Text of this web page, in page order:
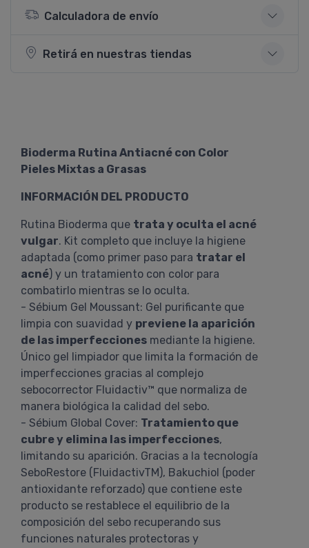
Calculadora de envío
Retirá en nuestras tiendas
Bioderma Rutina Antiacné con Color
Pieles Mixtas a Grasas
INFORMACIÓN DEL PRODUCTO
Rutina Bioderma que trata y oculta el acné
vulgar. Kit completo que incluye la higiene
adaptada (como primer paso para tratar el
acné) y un tratamiento con color para
combatirlo mientras se lo oculta.
- Sébium Gel Moussant: Gel purificante que
limpia con suavidad y previene la aparición
de las imperfecciones mediante la higiene.
Único gel limpiador que limita la formación de
imperfecciones gracias al complejo
sebocorrector Fluidactiv™ que normaliza de
manera biológica la calidad del sebo.
- Sébium Global Cover: Tratamiento que
cubre y elimina las imperfecciones,
limitando su aparición. Gracias a la tecnología
SeboRestore (FluidactivTM), Bakuchiol (poder
antioxidante reforzado) que contiene este
producto se restablece el equilibrio de la
composición del sebo recuperando sus
funciones naturales protectoras y